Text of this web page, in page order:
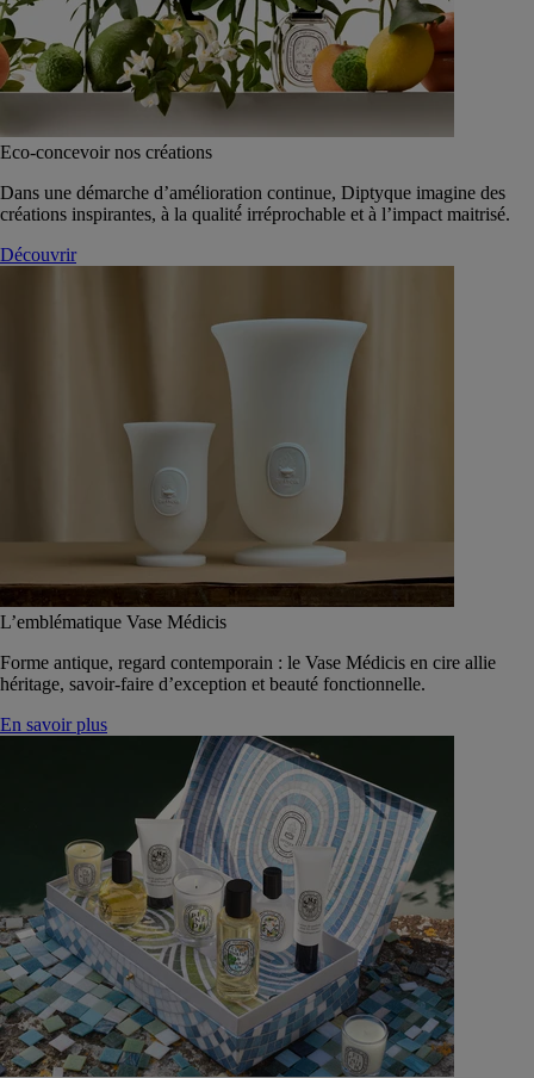
Eco-concevoir nos créations
Dans une démarche d’amélioration continue, Diptyque imagine des
créations inspirantes, à la qualité́ irréprochable et à l’impact maitrisé.
Découvrir
L’emblématique Vase Médicis
Forme antique, regard contemporain : le Vase Médicis en cire allie
héritage, savoir-faire d’exception et beauté fonctionnelle.
En savoir plus